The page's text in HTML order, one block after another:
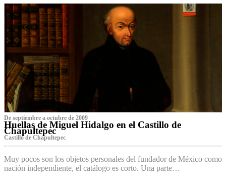
De septiembre a octubre de 2009
Huellas de Miguel Hidalgo en el Castillo de
Chapultepec
Castillo de Chapultepec
Muy pocos son los objetos personales del fundador de México como
nación independiente, el catálogo es corto. Una parte…